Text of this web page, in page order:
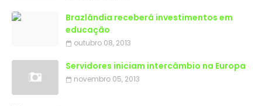
Brazlândia receberá investimentos em
educação
outubro 08, 2013
Servidores iniciam intercâmbio na Europa
novembro 05, 2013